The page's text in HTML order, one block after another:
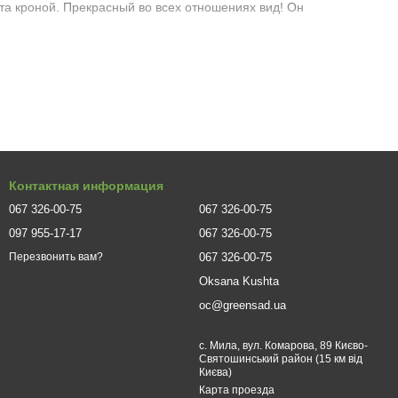
кроной. Прекрасный во всех отношениях вид! Он
Цветки – мелкие звездочки розового цвета, почти
– отравиться ими нельзя.
почвы как паутина, не давая ему сползать. Благодаря
каменистых.
Качество саженцев в нашем садовом центре
болезней и обрабатывают от вредителей. Правильно
не страдают от жары и не боятся зимних холодов.
и частоте полива. Также важна зимостойкость
Контактная информация
067 326-00-75
097 955-17-17
Перезвонить вам?
067 326-00-75
067 326-00-75
067 326-00-75
Oksana Kushta
oc@greensad.ua
с. Мила, вул. Комарова, 89 Києво-
Святошинський район (15 км від
Києва)
Карта проезда